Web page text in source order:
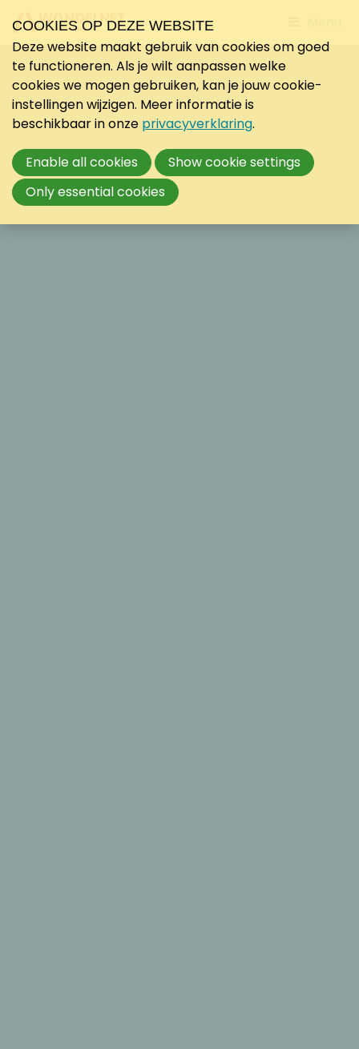
to
COOKIES OP DEZE WEBSITE
Deze website maakt gebruik van cookies om goed
te functioneren. Als je wilt aanpassen welke
cookies we mogen gebruiken, kan je jouw cookie-
instellingen wijzigen. Meer informatie is
beschikbaar in onze privacyverklaring.
Enable all cookies
Show cookie settings
Only essential cookies